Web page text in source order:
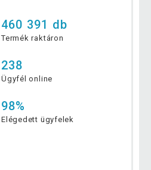
460 391 db
Termék raktáron
238
Ügyfél online
98%
Elégedett ügyfelek